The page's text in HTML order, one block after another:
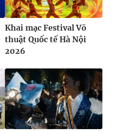
Khai mạc Festival Võ
thuật Quốc tế Hà Nội
2026